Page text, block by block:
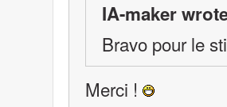
IA-maker
Bravo pour le
Merci !